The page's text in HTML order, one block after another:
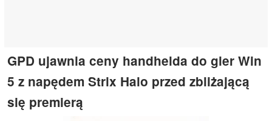
GPD ujawnia ceny handhelda do gier Win
5 z napędem Strix Halo przed zbliżającą
się premierą